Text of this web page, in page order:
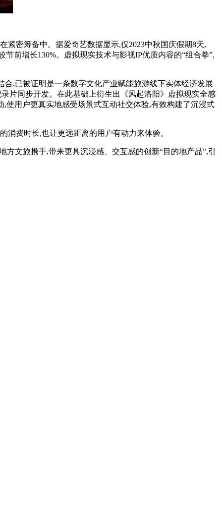
紧密筹备中。据爱奇艺数据显示,仅2023中秋国庆假期8天,
前增长130%。虚拟现实技术与影视IP优质内容的“组合拳”,
合,已被证明是一条数字文化产业赋能旅游线下实体经济发展
片同步开发。在此基础上衍生出《风起洛阳》虚拟现实全感
使用户更真实地感受场景式互动社交体验,有效构建了沉浸式
费时长,也让更远距离的用户有动力来体验。
文旅携手,带来更具沉浸感、交互感的创新“目的地产品”,引